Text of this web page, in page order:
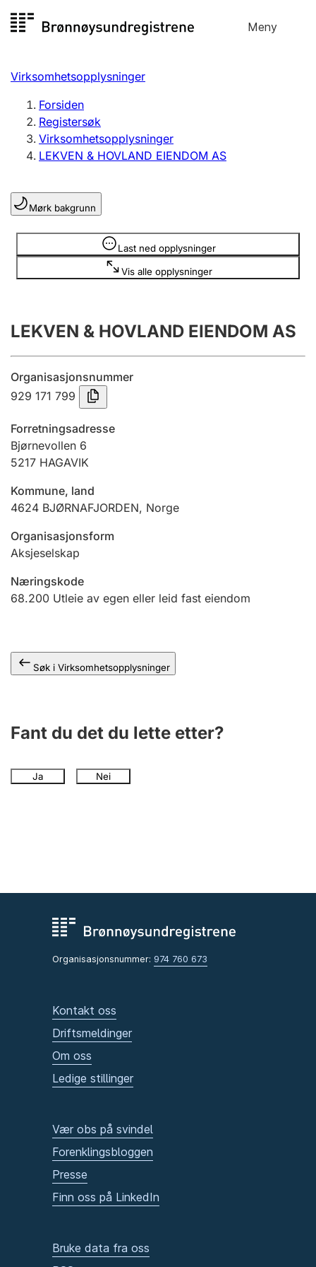
til
Meny
Registersøk
Aksjeselskap
Enkeltpersonforetak
Registrere, endre, slette
Lag og forening
Registrere, endre, slette
Årsregnskap
Innsending og forsinkelsesgebyr
Tinglysing
Jeger
Ektepaktveileder
Offentlig sektor
Virksomhetsopplysninger
Forsiden
Registersøk
Virksomhetsopplysninger
LEKVEN & HOVLAND EIENDOM AS
Mørk bakgrunn
Last ned opplysninger
Vis alle opplysninger
Opplysninger er skjult
LEKVEN & HOVLAND EIENDOM AS
Organisasjonsnummer
929 171 799
Forretningsadresse
Bjørnevollen 6
5217 HAGAVIK
Kommune, land
4624 BJØRNAFJORDEN, Norge
Organisasjonsform
Aksjeselskap
Næringskode
68.200 Utleie av egen eller leid fast eiendom
Søk i Virksomhetsopplysninger
Fant du det du lette etter?
Ja Nei
Organisasjonsnummer: 974 760 673
Kontakt oss
Driftsmeldinger
Om oss
Ledige stillinger
Vær obs på svindel
Forenklingsbloggen
Presse
Finn oss på LinkedIn
Bruke data fra oss